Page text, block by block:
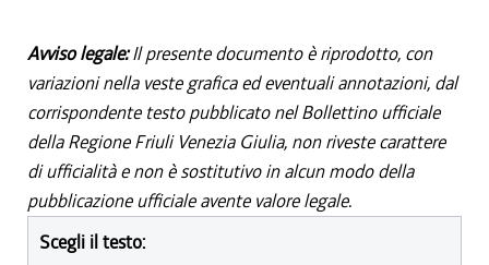
Avviso legale:Il presente documento è riprodotto, con
variazioni nella veste grafica ed eventuali annotazioni, dal
corrispondente testo pubblicato nel Bollettino ufficiale
della Regione Friuli Venezia Giulia, non riveste carattere
di ufficialità e non è sostitutivo in alcun modo della
pubblicazione ufficiale avente valore legale.
Scegli il testo: